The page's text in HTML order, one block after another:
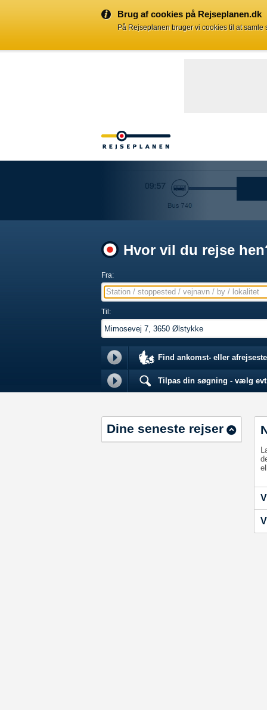
Brug af cookies på Rejseplanen.dk
På Rejseplanen bruger vi cookies til at
Hvor vil du rejse
Fra:
Station / stoppested / vejnavn / by / lokalitet
Til:
Find ankomst- eller
Tilpas din søgning - vælg
Dine seneste rejser